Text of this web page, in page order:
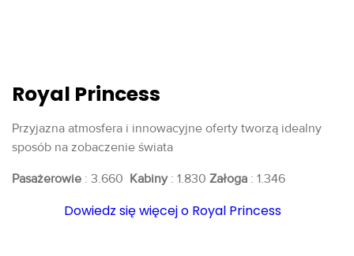
Royal Princess
Przyjazna atmosfera i innowacyjne oferty tworzą idealny
sposób na zobaczenie świata
Pasażerowie : 3.660 Kabiny: 1.830 Załoga : 1.346
Dowiedz się więcej o Royal Princess